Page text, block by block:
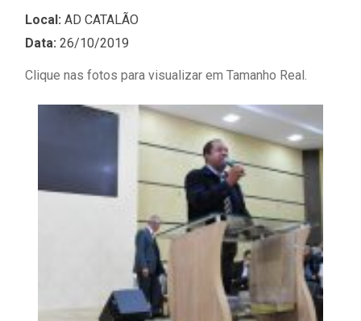
Local: AD CATALÃO
Data: 26/10/2019
Clique nas fotos para visualizar em Tamanho Real.